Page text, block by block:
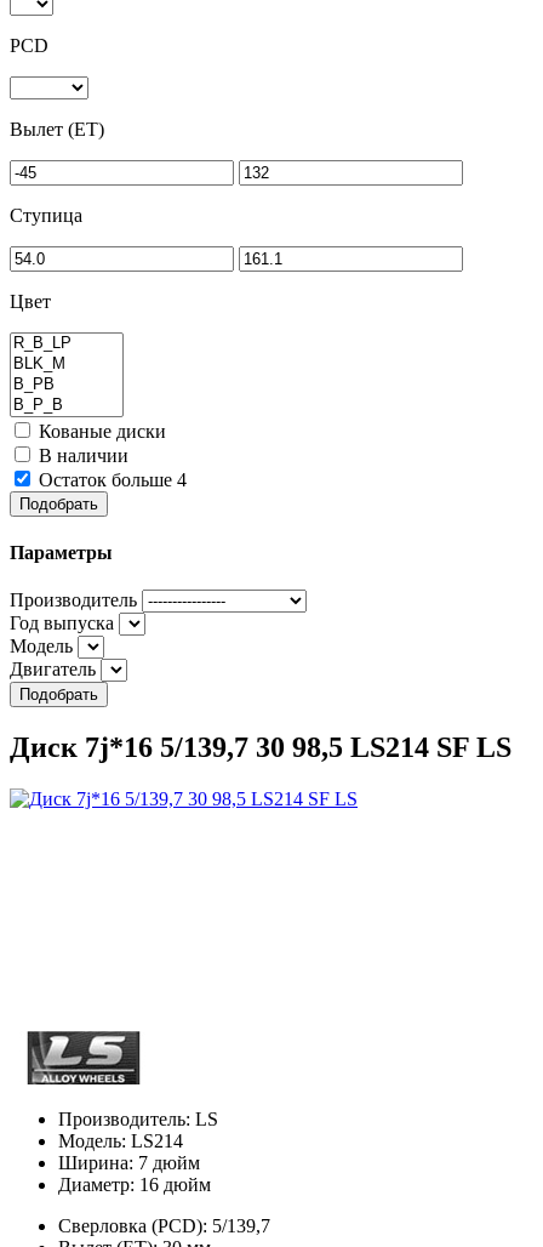
PCD
Вылет (ET)
Ступица
Цвет
Кованые диски
В наличии
Остаток больше 4
Подобрать
Параметры
Производитель
Год выпуска
Модель
Двигатель
Подобрать
Диск 7j*16 5/139,7 30 98,5 LS214 SF LS
Производитель: LS
Модель: LS214
Ширина: 7 дюйм
Диаметр: 16 дюйм
Сверловка (PCD): 5/139,7